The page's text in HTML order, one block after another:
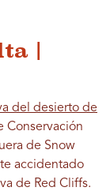
|
del desierto de
Conservación
de Snow
accidentado
de Red Cliffs.